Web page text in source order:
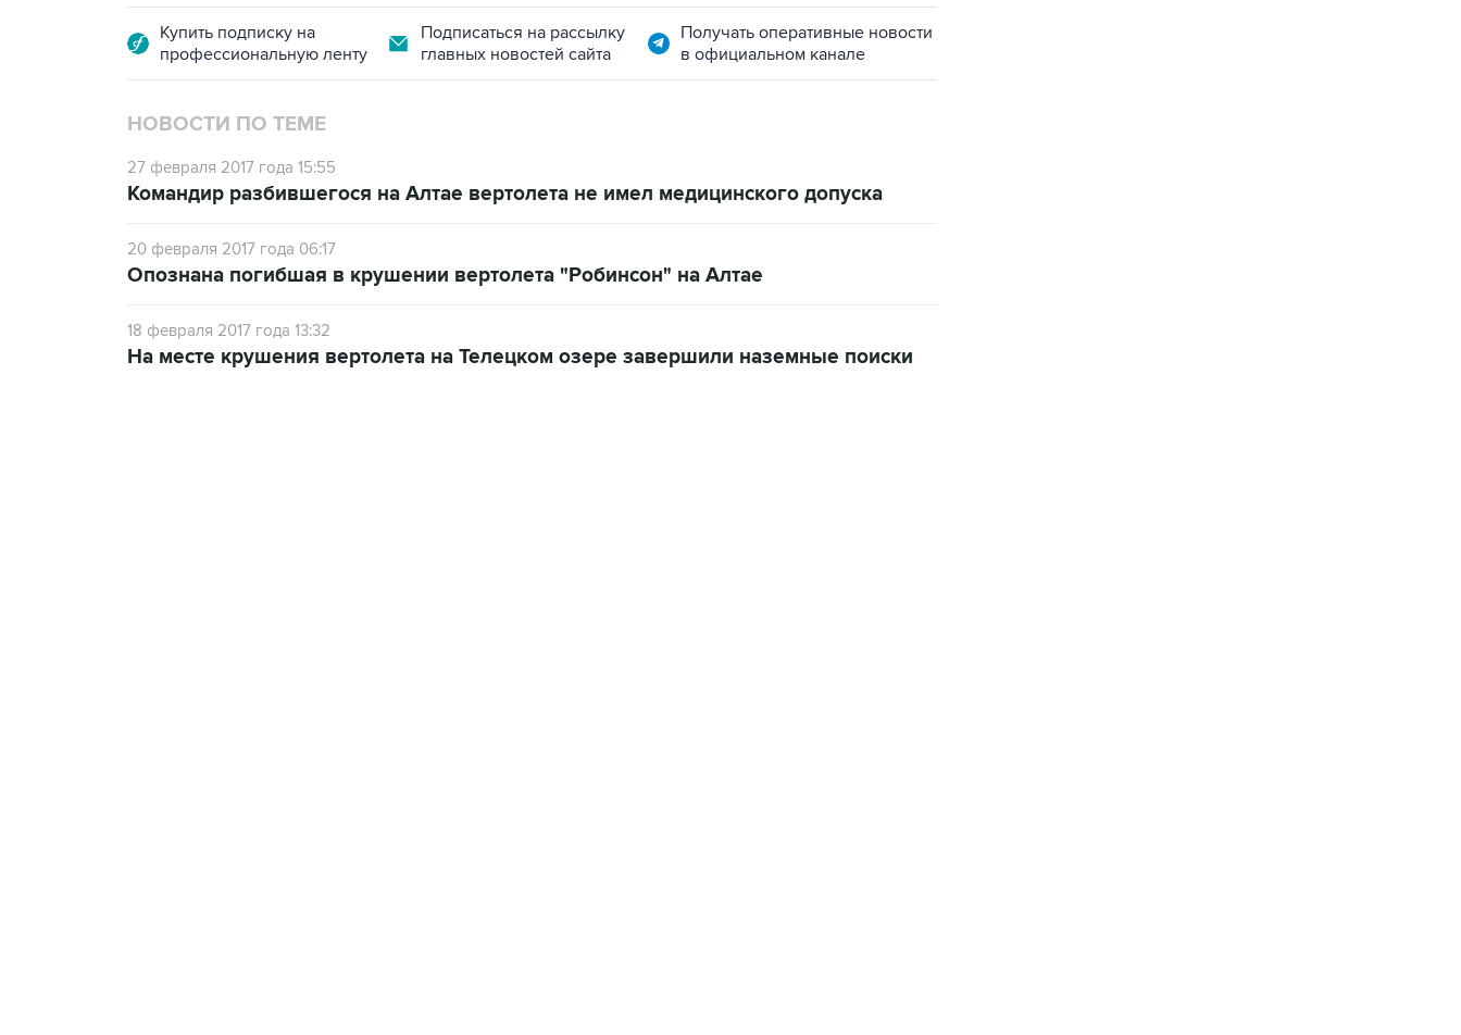
Купить подписку на
профессиональную ленту
Подписаться на рассылку
главных новостей сайта
Получать оперативные новости
в официальном канале
НОВОСТИ ПО ТЕМЕ
27 февраля 2017 года 15:55
Командир разбившегося на Алтае вертолета не имел медицинского допуска
20 февраля 2017 года 06:17
Опознана погибшая в крушении вертолета "Робинсон" на Алтае
18 февраля 2017 года 13:32
На месте крушения вертолета на Телецком озере завершили наземные поиски